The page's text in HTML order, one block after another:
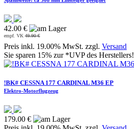
42.00 €
empf. VK 49.90 €
Preis inkl. 19.00% MwSt. zzgl. Versand
Sie sparen 15% zur *UVP des Herstellers!
!BK# CESSNA 177 CARDINAL M36 EP
Elektro-Motorflugzeug
179.00 €